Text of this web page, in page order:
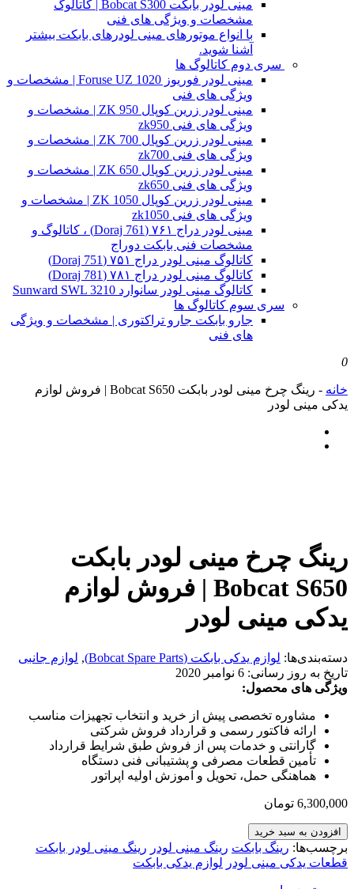
مینی لودر بابکت Bobcat S300 | کاتالوگ
مشخصات و ویژگی های فنی
با انواع موتورهای مینی لودرهای بابکت بیشتر
آشنا شوید.
سری دوم کاتالوگ ها
مینی لودر فوریوز Foruse UZ 1020 | مشخصات و
ویژگی های فنی
مینی لودر زرین کوپال ZK 950 | مشخصات و
ویژگی های فنی zk950
مینی لودر زرین کوپال ZK 700 | مشخصات و
ویژگی های فنی zk700
مینی لودر زرین کوپال ZK 650 | مشخصات و
ویژگی های فنی zk650
مینی لودر زرین کوپال ZK 1050 | مشخصات و
ویژگی های فنی zk1050
مینی لودر دراج ۷۶۱ (Doraj 761) ، کاتالوگ و
مشخصات فنی بابکت دوراج
کاتالوگ مینی لودر دراج ۷۵۱ (Doraj 751)
کاتالوگ مینی لودر دراج ۷۸۱ (Doraj 781)
کاتالوگ مینی لودر سانوارد Sunward SWL 3210
سری سوم کاتالوگ ها
جارو بابکت جارو تراکتوری | مشخصات و ویژگی
های فنی
0
خانه -
رینگ چرخ مینی لودر بابکت Bobcat S650 | فروش لوازم
یدکی مینی لودر
رینگ چرخ مینی لودر بابکت
Bobcat S650 | فروش لوازم
یدکی مینی لودر
دسته‌بندی‌ها: لوازم یدکی بابکت (Bobcat Spare Parts) , لوازم جانبی
تاریخ به روز رسانی: 6 نوامبر 2020
ویژگی های محصول:
مشاوره تخصصی پیش از خرید و انتخاب تجهیزات مناسب
ارائه فاکتور رسمی و قرارداد فروش شرکتی
گارانتی و خدمات پس از فروش طبق شرایط قرارداد
تأمین قطعات مصرفی و پشتیبانی فنی دستگاه
هماهنگی حمل، تحویل و آموزش اولیه اپراتور
6,300,000 تومان
افزودن به سبد خرید
برچسب‌ها: رینگ بابکت رینگ مینی لودر رینگ مینی لودر بابکت
قطعات یدکی مینی لودر لوازم یدکی بابکت